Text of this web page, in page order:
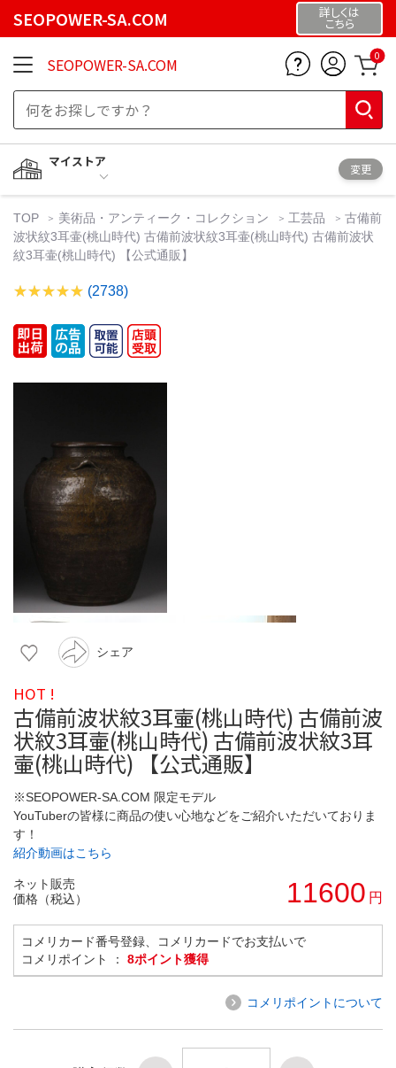
SEOPOWER-SA.COM 詳しくは
こちら
SEOPOWER-SA.COM 0
マイストア
変更
TOP 美術品・アンティーク・コレクション 工芸品
古備前
波状紋3耳壷(桃山時代) 古備前波状紋3耳壷(桃山時代) 古備前波状
紋3耳壷(桃山時代) 【公式通販】
(2738)
シェア
HOT !
古備前波状紋3耳壷(桃山時代) 古備前波
状紋3耳壷(桃山時代) 古備前波状紋3耳
壷(桃山時代) 【公式通販】
※SEOPOWER-SA.COM 限定モデル
YouTuberの皆様に商品の使い心地などをご紹介いただいておりま
す！
紹介動画はこちら
ネット販売
価格（税込）
11600 円
コメリカード番号登録、コメリカードでお支払いで
コメリポイント ： 8ポイント獲得
コメリポイントについて